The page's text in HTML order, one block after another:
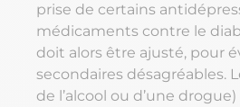
prise de certains
médicaments contre le
doit alors être ajusté, pour
secondaires désagréables.
de l’alcool ou d’une